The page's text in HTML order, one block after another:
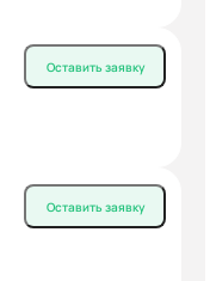
Оставить заявку
Оставить заявку